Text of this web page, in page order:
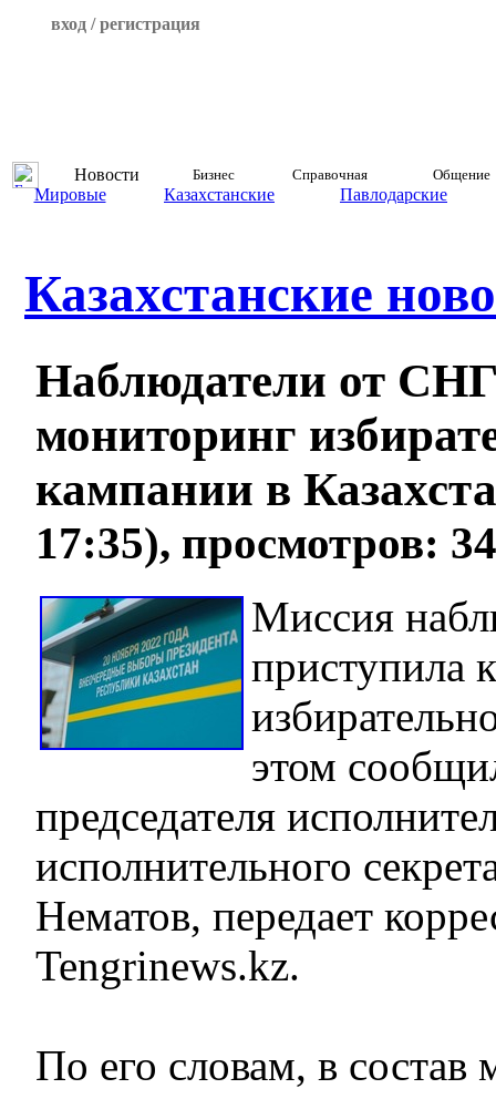
вход / регистрация
Новости Бизнес Справочная Общение
Мировые Казахстанские Павлодарские
Казахстанские
Наблюдатели от
мониторинг
кампании в
17:35), просмотров:
Миссия
приступила
этом
председателя
исполнительного
Нематов, передает
Tengrinews.kz.
По его словам, в состав